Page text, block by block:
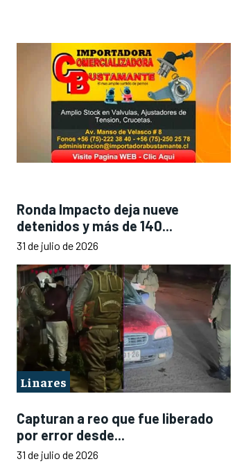
Ronda Impacto deja nueve
detenidos y más de 140...
31 de julio de 2026
Linares
Capturan a reo que fue liberado
por error desde...
31 de julio de 2026